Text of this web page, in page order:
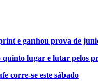
e ganhou prova de
quinto lugar e lutar pelos
corre-se este sábado